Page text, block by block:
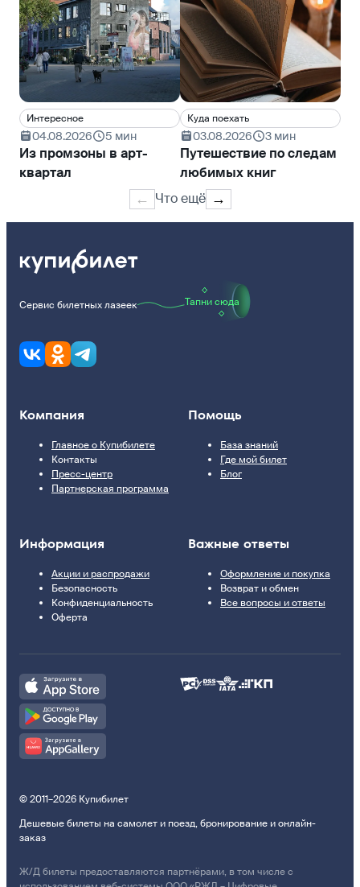
Интересное
04.08.2026 5 мин
Из промзоны в арт-
квартал
Куда поехать
03.08.2026 3 мин
Путешествие по следам
любимых книг
← Что ещё →
Сервис билетных лазеек Тапни сюда
Компания
Главное о Купибилете
Контакты
Пресс-центр
Партнерская программа
Помощь
База знаний
Где мой билет
Блог
Информация
Акции и распродажи
Безопасность
Конфиденциальность
Оферта
Важные ответы
Оформление и покупка
Возврат и обмен
Все вопросы и ответы
© 2011–2026 Купибилет
Дешевые билеты на самолет и поезд, бронирование и онлайн-
заказ
Ж/Д билеты предоставляются партнёрами, в том числе с